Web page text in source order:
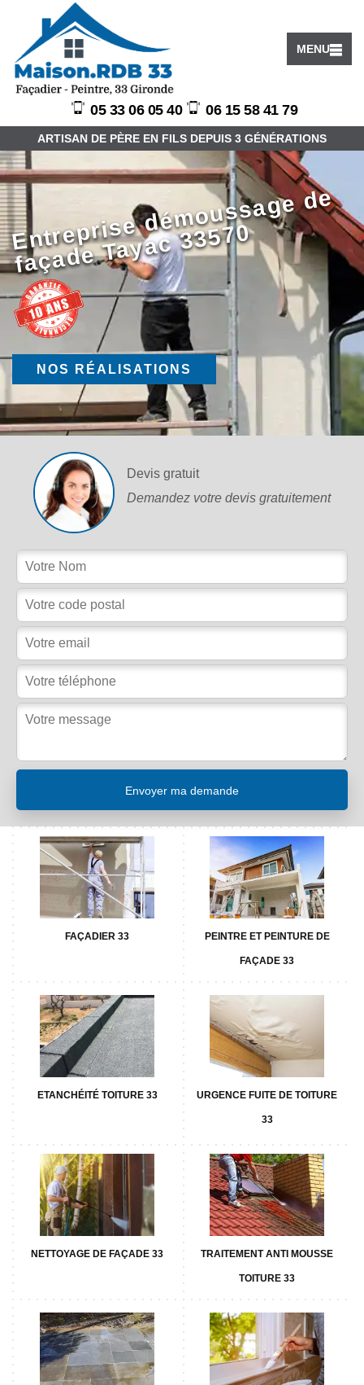
MENU
05 33 06 05 40 06 15 58 41 79
ARTISAN DE PÈRE EN FILS DEPUIS 3 GÉNÉRATIONS
E
ntr
e
pri
s
e
d
é
m
o
u
s
s
a
g
e
d
e
f
a
ç
a
d
e
T
a
y
a
c
3
3
5
7
0
NOS RÉALISATIONS
Devis gratuit
Demandez votre devis gratuitement
FAÇADIER 33 PEINTRE ET PEINTURE DE
FAÇADE 33
ETANCHÉITÉ TOITURE 33 URGENCE FUITE DE TOITURE
33
NETTOYAGE DE FAÇADE 33 TRAITEMENT ANTI MOUSSE
TOITURE 33